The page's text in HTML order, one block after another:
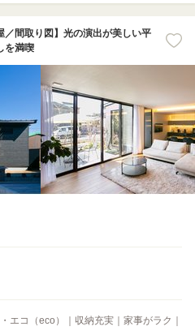
／間取り図】光の演出が美しい平
を満喫
エコ（eco）｜収納充実｜家事がラク｜